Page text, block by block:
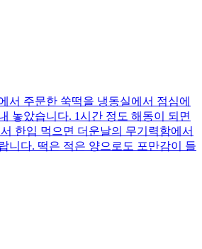
서 주문한 쑥떡을 냉동실에서 점심에
놓았습니다. 1시간 정도 해동이 되면
한입 먹으면 더운날의 무기력함에서
니다. 떡은 적은 양으로도 포만감이 들